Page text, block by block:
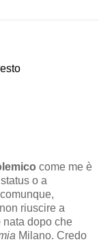
come me è
o a
riuscire a
nata dopo che
Milano. Credo